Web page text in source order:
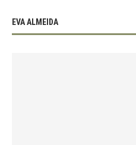
EVA ALMEIDA